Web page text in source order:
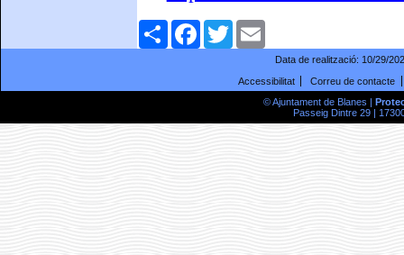
ComparteixFacebookTwitter
Data de realització: 10/29/
Accessibilitat
Correu de contacte
© Ajuntament de Blanes |
Passeig Dintre 29 |